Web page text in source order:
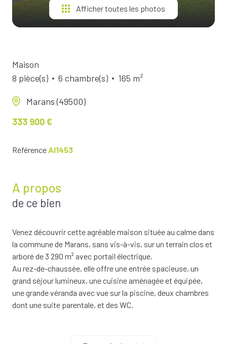
ÉQUIPE
Afficher toutes les photos
Maison
8 pièce(s)
6 chambre(s) 165 m²
Marans (49500)
333 900 €
RéférenceAI1453
A propos
de ce bien
Venez découvrir cette agréable maison située au calme dans
la commune de Marans, sans vis-à-vis, sur un terrain clos et
arboré de 3 290 m² avec portail électrique.
Au rez-de-chaussée, elle offre une entrée spacieuse, un
grand séjour lumineux, une cuisine aménagée et équipée,
une grande véranda avec vue sur la piscine, deux chambres
dont une suite parentale, et des WC.
Vous profiterez également d’une piscine chauffée, d’un